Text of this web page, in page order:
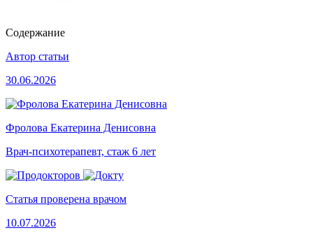
Содержание
Автор статьи
30.06.2026
Фролова Екатерина Денисовна
Врач-психотерапевт, стаж 6 лет
Статья проверена врачом
10.07.2026